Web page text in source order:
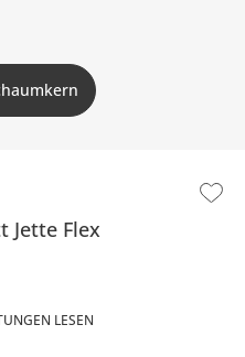
Jette Flex
LESEN